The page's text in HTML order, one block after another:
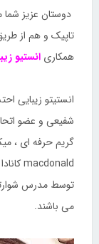
دوستان عزیز شما
تاپیک و هم از
همکاری انستیو
شفیعی و عضو
توسط مدرس
می باشند.